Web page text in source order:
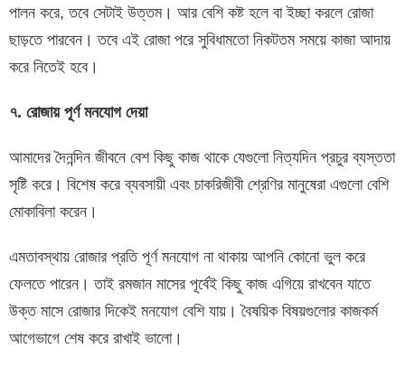
পালন করে, তবে সেটাই উত্তম। আর বেশি কষ্ট হলে বা ইচ্ছা করলে রোজা
ছাড়তে পারবেন। তবে এই রোজা পরে সুবিধামতো নিকটতম সময়ে কাজা আদায়
করে নিতেই হবে।
৭. রোজায় পূর্ণ মনযোগ দেয়া
আমাদের দৈনন্দিন জীবনে বেশ কিছু কাজ থাকে যেগুলো নিত্যদিন প্রচুর ব্যস্ততা
সৃষ্টি করে। বিশেষ করে ব্যবসায়ী এবং চাকরিজীবী শ্রেণির মানুষেরা এগুলো বেশি
মোকাবিলা করেন।
এমতাবস্থায় রোজার প্রতি পূর্ণ মনযোগ না থাকায় আপনি কোনো ভুল করে
ফেলতে পারেন। তাই রমজান মাসের পূর্বেই কিছু কাজ এগিয়ে রাখবেন যাতে
উক্ত মাসে রোজার দিকেই মনযোগ বেশি যায়। বৈষয়িক বিষয়গুলোর কাজকর্ম
আগেভাগে শেষ করে রাখাই ভালো।